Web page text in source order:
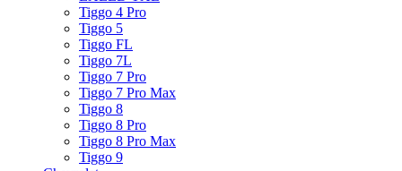
Tiggo 4 Pro
Tiggo 5
Tiggo FL
Tiggo 7L
Tiggo 7 Pro
Tiggo 7 Pro Max
Tiggo 8
Tiggo 8 Pro
Tiggo 8 Pro Max
Tiggo 9